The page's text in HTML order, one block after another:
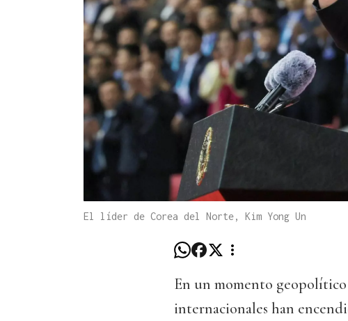
El líder de Corea del Norte, Kim Yong Un
En un momento
internacionales han